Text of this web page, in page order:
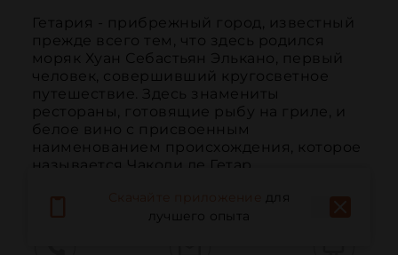
Гетария - прибрежный город, известный
прежде всего тем, что здесь родился
моряк Хуан Себастьян Элькано, первый
человек, совершивший кругосветное
путешествие. Здесь знамениты
рестораны, готовящие рыбу на гриле, и
белое вино с присвоенным
наименованием происхождения, которое
называется Чаколи де Гетар...
для
лучшего опыта